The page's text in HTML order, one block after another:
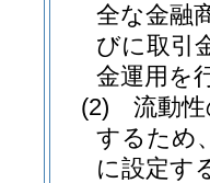
全な金融
びに取引
金運用を
(2)
流動
するため
に設定す